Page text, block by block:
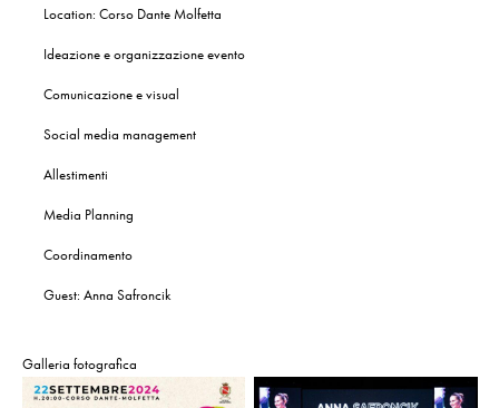
Location: Corso Dante Molfetta
Ideazione e organizzazione evento
Comunicazione e visual
Social media management
Allestimenti
Media Planning
Coordinamento
Guest: Anna Safroncik
Galleria fotografica